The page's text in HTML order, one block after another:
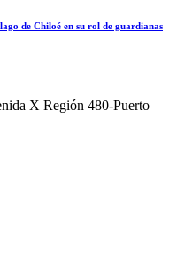
de Chiloé en su rol de guardianas
X Región 480-Puerto